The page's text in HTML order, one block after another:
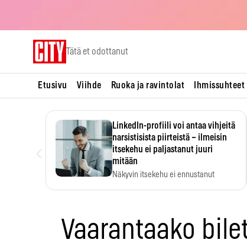
Tätä et odottanut
Etusivu Viihde Ruoka ja ravintolat Ihmissuhteet
LinkedIn-profiili voi antaa vihjeitä
narsistisista piirteistä – ilmeisin
itsekehu ei paljastanut juuri
mitään
Näkyvin itsekehu ei ennustanut
Vaarantaako